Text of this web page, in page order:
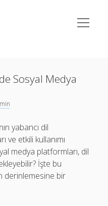
menüyü
aç
Hilesi
Sosyal Medya
yabancı dil
ve etkili kullanımı
medya platformları, dil
İşte bu
derinlemesine bir